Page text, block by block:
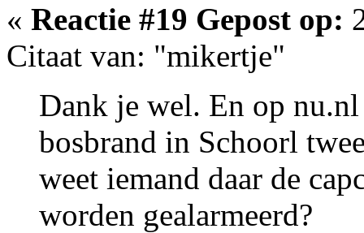
« Reactie #19 Gepost op:
Citaat van: "mikertje"
Dank je wel. En op
bosbrand in Schoorl
weet iemand daar de
worden gealarmeerd?